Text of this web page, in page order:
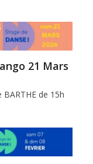
21 Mars
de 15h